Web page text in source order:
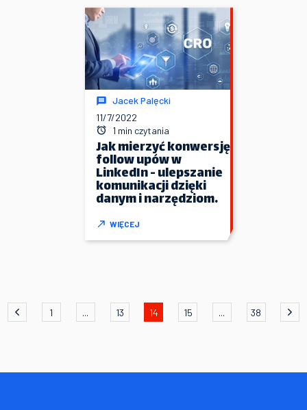
Jacek Palęcki
11/7/2022
1 min czytania
Jak mierzyć konwersję
follow upów w
LinkedIn - ulepszanie
komunikacji dzięki
danym i narzędziom.
WIĘCEJ
...
1 13 14 15 38
...